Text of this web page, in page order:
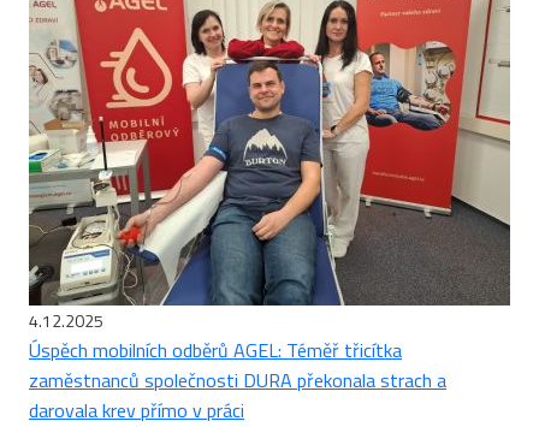
4.12.2025
Úspěch mobilních odběrů AGEL: Téměř třicítka
zaměstnanců společnosti DURA překonala strach a
darovala krev přímo v práci